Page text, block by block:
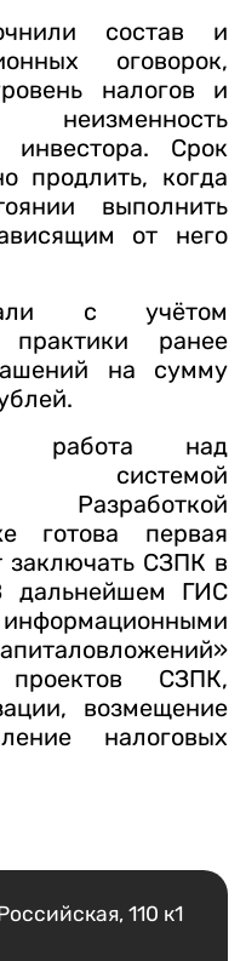
состав и
оговорок,
налогов и
инвестора. Срок
продлить, когда
выполнить
от него
с учётом
практики ранее
на сумму
работа над
системой
Разработкой
готова первая
заключать СЗПК в
дальнейшем ГИС
СЗПК,
возмещение
налоговых
110 к1